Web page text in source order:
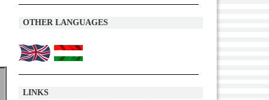
OTHER LANGUAGES
LINKS